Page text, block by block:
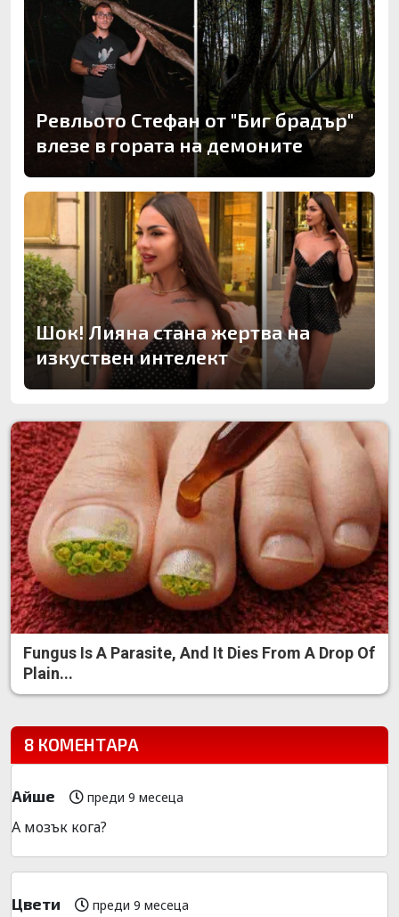
Ревльото Стефан от "Биг брадър"
влезе в гората на демоните
Шок! Лияна стана жертва на
изкуствен интелект
Fungus Is A Parasite, And It Dies From A Drop Of
Plain...
8 КОМЕНТАРА
Айше преди 9 месеца
А мозък кога?
Цвети преди 9 месеца